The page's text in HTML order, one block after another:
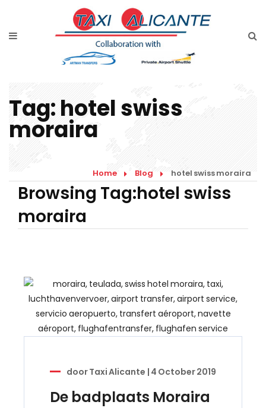
Prijsaanvraag
Faqs
Links
Contact
Tag:hotel swiss
moraira
Home Blog hotel swiss moraira
Browsing Tag:hotel swiss
moraira
doorTaxi Alicante | 4 October 2019
De badplaats Moraira